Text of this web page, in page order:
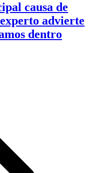
causa de
advierte
dentro